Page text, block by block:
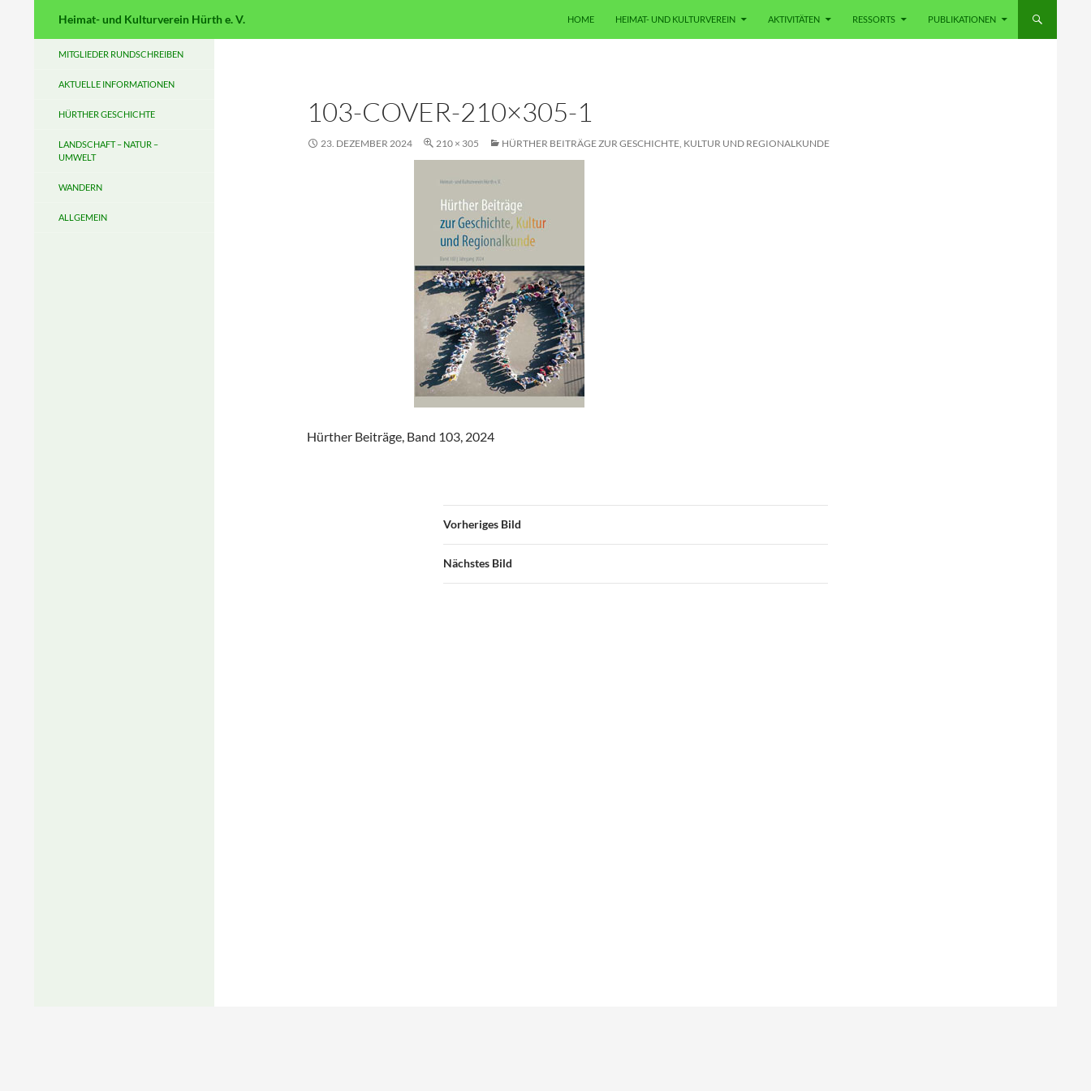
Heimat- und Kulturverein Hürth e. V.
HOME
HEIMAT- UND KULTURVEREIN AKTIVITÄTEN RESSORTS PUBLIKATIONEN
103-COVER-210×305-1
23. DEZEMBER 2024 210 × 305 HÜRTHER BEITRÄGE ZUR GESCHICHTE, KULTUR UND REGIONALKUNDE
Hürther Beiträge, Band 103, 2024
Vorheriges Bild
Nächstes Bild
MITGLIEDER RUNDSCHREIBEN
AKTUELLE INFORMATIONEN
HÜRTHER GESCHICHTE
LANDSCHAFT – NATUR –
UMWELT
WANDERN
ALLGEMEIN